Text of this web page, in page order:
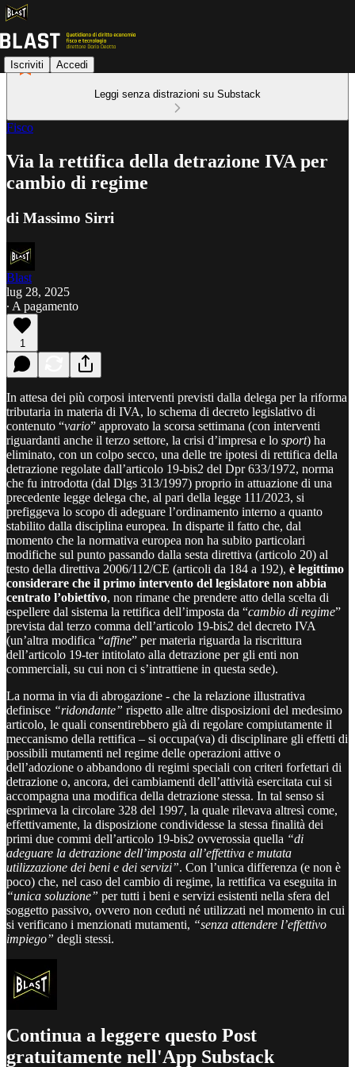
Iscriviti Accedi
Leggi senza distrazioni su Substack
Fisco
Via la rettifica della detrazione IVA per
cambio di regime
di Massimo Sirri
Blast
lug 28, 2025
∙ A pagamento
1
In attesa dei più corposi interventi previsti dalla delega per la riforma
tributaria in materia di IVA, lo schema di decreto legislativo di
contenuto “vario” approvato la scorsa settimana (con interventi
riguardanti anche il terzo settore, la crisi d’impresa e lo sport) ha
eliminato, con un colpo secco, una delle tre ipotesi di rettifica della
detrazione regolate dall’articolo 19-bis2 del Dpr 633/1972, norma
che fu introdotta (dal Dlgs 313/1997) proprio in attuazione di una
precedente legge delega che, al pari della legge 111/2023, si
prefiggeva lo scopo di adeguare l’ordinamento interno a quanto
stabilito dalla disciplina europea. In disparte il fatto che, dal
momento che la normativa europea non ha subito particolari
modifiche sul punto passando dalla sesta direttiva (articolo 20) al
testo della direttiva 2006/112/CE (articoli da 184 a 192), è legittimo
considerare che il primo intervento del legislatore non abbia
centrato l’obiettivo, non rimane che prendere atto della scelta di
espellere dal sistema la rettifica dell’imposta da “cambio di regime”
prevista dal terzo comma dell’articolo 19-bis2 del decreto IVA
(un’altra modifica “affine” per materia riguarda la riscrittura
dell’articolo 19-ter intitolato alla detrazione per gli enti non
commerciali, su cui non ci s’intrattiene in questa sede).
La norma in via di abrogazione - che la relazione illustrativa
definisce “ridondante” rispetto alle altre disposizioni del medesimo
articolo, le quali consentirebbero già di regolare compiutamente il
meccanismo della rettifica – si occupa(va) di disciplinare gli effetti di
possibili mutamenti nel regime delle operazioni attive o
dell’adozione o abbandono di regimi speciali con criteri forfettari di
detrazione o, ancora, dei cambiamenti dell’attività esercitata cui si
accompagna una modifica della detrazione stessa. In tal senso si
esprimeva la circolare 328 del 1997, la quale rilevava altresì come,
effettivamente, la disposizione condividesse la stessa finalità dei
primi due commi dell’articolo 19-bis2 ovverossia quella “di
adeguare la detrazione dell’imposta all’effettiva e mutata
utilizzazione dei beni e dei servizi”. Con l’unica differenza (e non è
poco) che, nel caso del cambio di regime, la rettifica va eseguita in
“unica soluzione” per tutti i beni e servizi esistenti nella sfera del
soggetto passivo, ovvero non ceduti né utilizzati nel momento in cui
si verificano i menzionati mutamenti, “senza attendere l’effettivo
impiego” degli stessi.
Continua a leggere questo Post
gratuitamente nell'App Substack